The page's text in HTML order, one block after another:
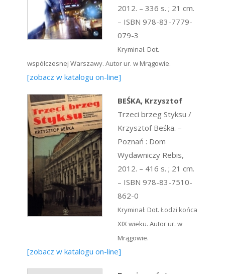
2012. – 336 s. ; 21 cm.
– ISBN 978-83-7779-
079-3
Kryminał. Dot.
współczesnej Warszawy. Autor ur. w Mrągowie.
[zobacz w katalogu on-line]
BEŚKA, Krzysztof
Trzeci brzeg Styksu /
Krzysztof Beśka. –
Poznań : Dom
Wydawniczy Rebis,
2012. – 416 s. ; 21 cm.
– ISBN 978-83-7510-
862-0
Kryminał. Dot. Łodzi końca
XIX wieku. Autor ur. w
Mrągowie.
[zobacz w katalogu on-line]